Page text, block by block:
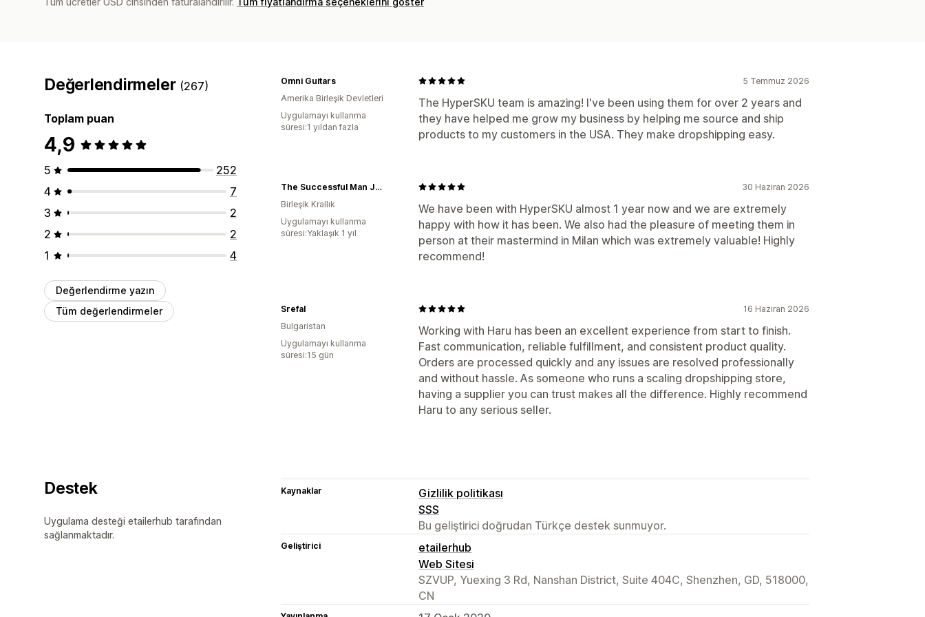
Değerlendirmeler (267)
Toplam puan
4,9
5
252
4
7
3
2
2
2
1
4
Değerlendirme yazın
Tüm değerlendirmeler
5 Temmuz 2026
The HyperSKU team is amazing! I've been using them for over 2 years and
they have helped me grow my business by helping me source and ship
products to my customers in the USA. They make dropshipping easy.
Omni Guitars
Amerika Birleşik Devletleri
Uygulamayı kullanma
süresi:1 yıldan fazla
30 Haziran 2026
We have been with HyperSKU almost 1 year now and we are extremely
happy with how it has been. We also had the pleasure of meeting them in
person at their mastermind in Milan which was extremely valuable! Highly
recommend!
The Successful Man Journal
Birleşik Krallık
Uygulamayı kullanma
süresi:Yaklaşık 1 yıl
16 Haziran 2026
Working with Haru has been an excellent experience from start to finish.
Fast communication, reliable fulfillment, and consistent product quality.
Orders are processed quickly and any issues are resolved professionally
and without hassle. As someone who runs a scaling dropshipping store,
having a supplier you can trust makes all the difference. Highly recommend
Haru to any serious seller.
Srefal
Bulgaristan
Uygulamayı kullanma
süresi:15 gün
Destek
Uygulama desteği etailerhub tarafından
sağlanmaktadır.
Kaynaklar
Gizlilik politikası
SSS
Bu geliştirici doğrudan Türkçe destek sunmuyor.
Geliştirici
etailerhub
Web Sitesi
SZVUP, Yuexing 3 Rd, Nanshan District, Suite 404C, Shenzhen, GD, 518000,
CN